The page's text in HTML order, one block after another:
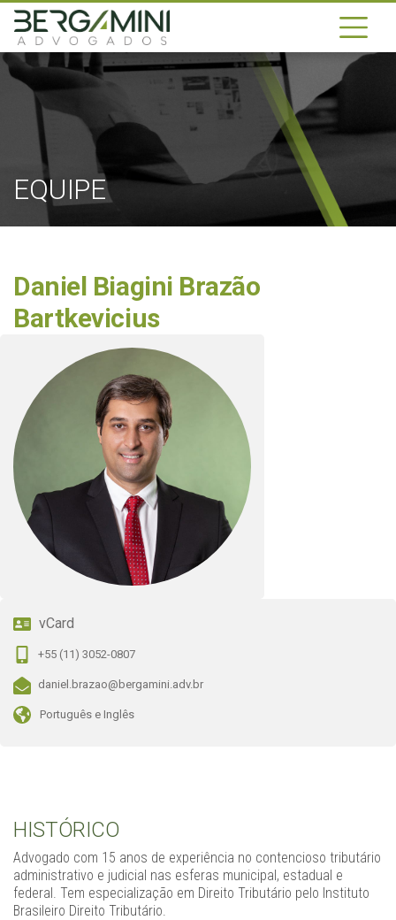
EQUIPE
Daniel Biagini Brazão
Bartkevicius
vCard
+55 (11) 3052-0807
daniel.brazao@bergamini.adv.br
Português e Inglês
HISTÓRICO
Advogado com 15 anos de experiência no contencioso tributário
administrativo e judicial nas esferas municipal, estadual e
federal. Tem especialização em Direito Tributário pelo Instituto
Brasileiro Direito Tributário.